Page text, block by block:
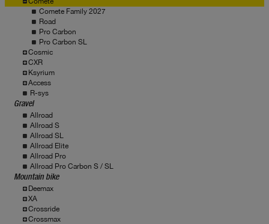
Comete Family 2027
Road
Pro Carbon
Pro Carbon SL
Cosmic
CXR
Ksyrium
Access
R-sys
Gravel
Allroad
Allroad S
Allroad SL
Allroad Elite
Allroad Pro
Allroad Pro Carbon S / SL
Mountain bike
Deemax
XA
Crossride
Crossmax